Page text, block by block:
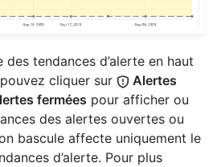
des tendances d’alerte en haut
cliquer sur
Alertes
fermées pour afficher ou
des alertes ouvertes ou
bascule affecte uniquement le
d’alerte. Pour plus